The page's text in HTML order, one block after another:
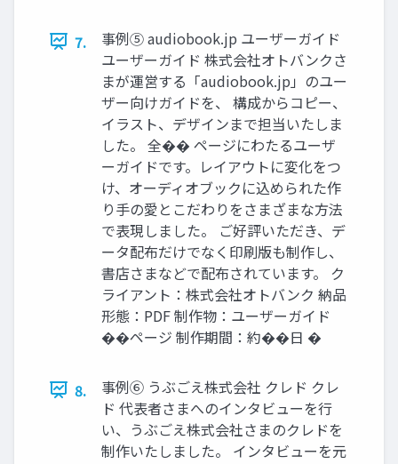
7.
事例⑤ audiobook.jp ユーザーガイド
ユーザーガイド 株式会社オトバンクさ
まが運営する「audiobook.jp」のユー
ザー向けガイドを、 構成からコピー、
イラスト、デザインまで担当いたしま
した。 全�� ページにわたるユーザ
ーガイドです。レイアウトに変化をつ
け、オーディオブックに込められた作
り手の愛とこだわりをさまざまな方法
で表現しました。 ご好評いただき、デ
ータ配布だけでなく印刷版も制作し、
書店さまなどで配布されています。 ク
ライアント：株式会社オトバンク 納品
形態：PDF 制作物：ユーザーガイド
��ページ 制作期間：約��日 �
8.
事例⑥ うぶごえ株式会社 クレド クレ
ド 代表者さまへのインタビューを行
い、うぶごえ株式会社さまのクレドを
制作いたしました。 インタビューを元